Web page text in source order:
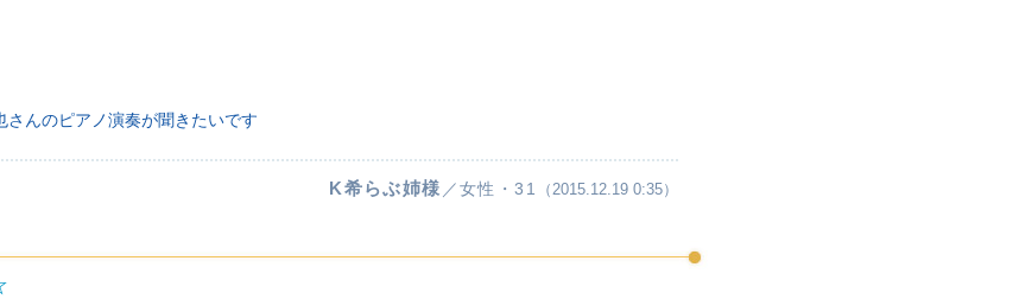
さんのピアノ演奏が聞きたいです
K希らぶ姉様 ／女性・31 （2015.12.19 0:35）